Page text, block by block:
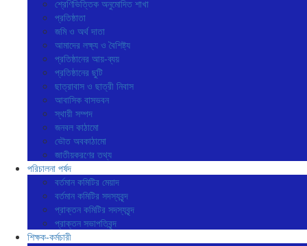
শ্রেণিভিত্তিক অনুমোদিত শাখা
প্রতিষ্ঠাতা
জমি ও অর্থ দাতা
আমাদের লক্ষ্য ও বৈশিষ্ট্য
প্রতিষ্ঠানের আয়-ব্যয়
প্রতিষ্ঠানের ছুটি
ছাত্রাবাস ও ছাত্রী নিবাস
আবাসিক বাসভবন
স্থায়ী সম্পদ
জনবল কাঠামো
ভৌত অবকাঠামো
জাতীয়করণের তথ্য
পরিচালনা পর্ষদ
বর্তমান কমিটির মেয়াদ
বর্তমান কমিটির সদস্যবৃন্দ
প্রাক্তন কমিটির সদস্যবৃন্দ
প্রাক্তন সভাপতিবৃন্দ
শিক্ষক-কর্মচারী